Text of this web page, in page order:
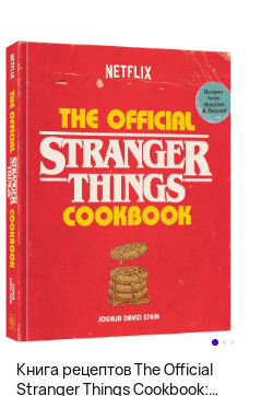
Книга рецептов The Official
Stranger Things Cookbook: